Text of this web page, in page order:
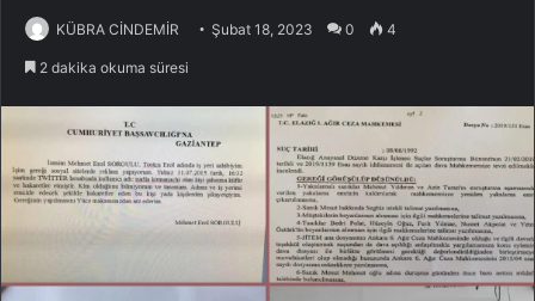
KÜBRA CİNDEMİR Şubat 18, 2023 0 4
2 dakika okuma süresi